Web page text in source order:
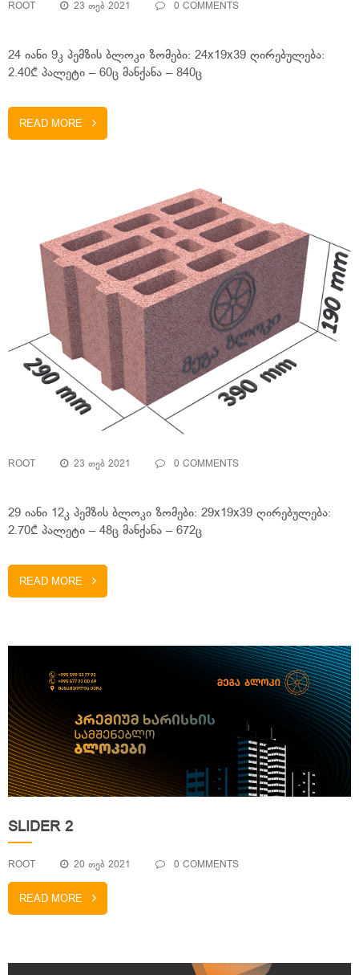
ROOT 23 ᲗᲔᲑ 2021 0 COMMENTS
24 იანი 9კ პემზის ბლოკი ზომები: 24x19x39 ღირებულება:
2.40₾ პალეტი – 60ც მანქანა – 840ც
READ MORE
ROOT 23 ᲗᲔᲑ 2021 0 COMMENTS
29 იანი 12კ პემზის ბლოკი ზომები: 29x19x39 ღირებულება:
2.70₾ პალეტი – 48ც მანქანა – 672ც
READ MORE
SLIDER 2
ROOT 20 ᲗᲔᲑ 2021 0 COMMENTS
READ MORE